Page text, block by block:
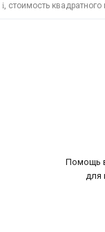
i, стоимость
Помощь
для